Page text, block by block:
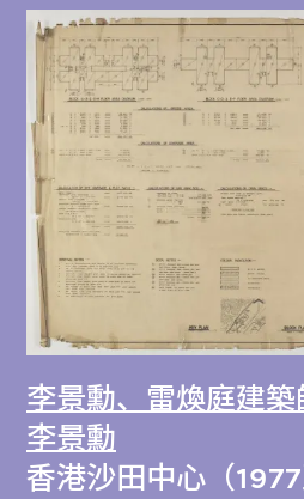
李景勳、雷煥庭建築
李景勳
香港沙田中心（